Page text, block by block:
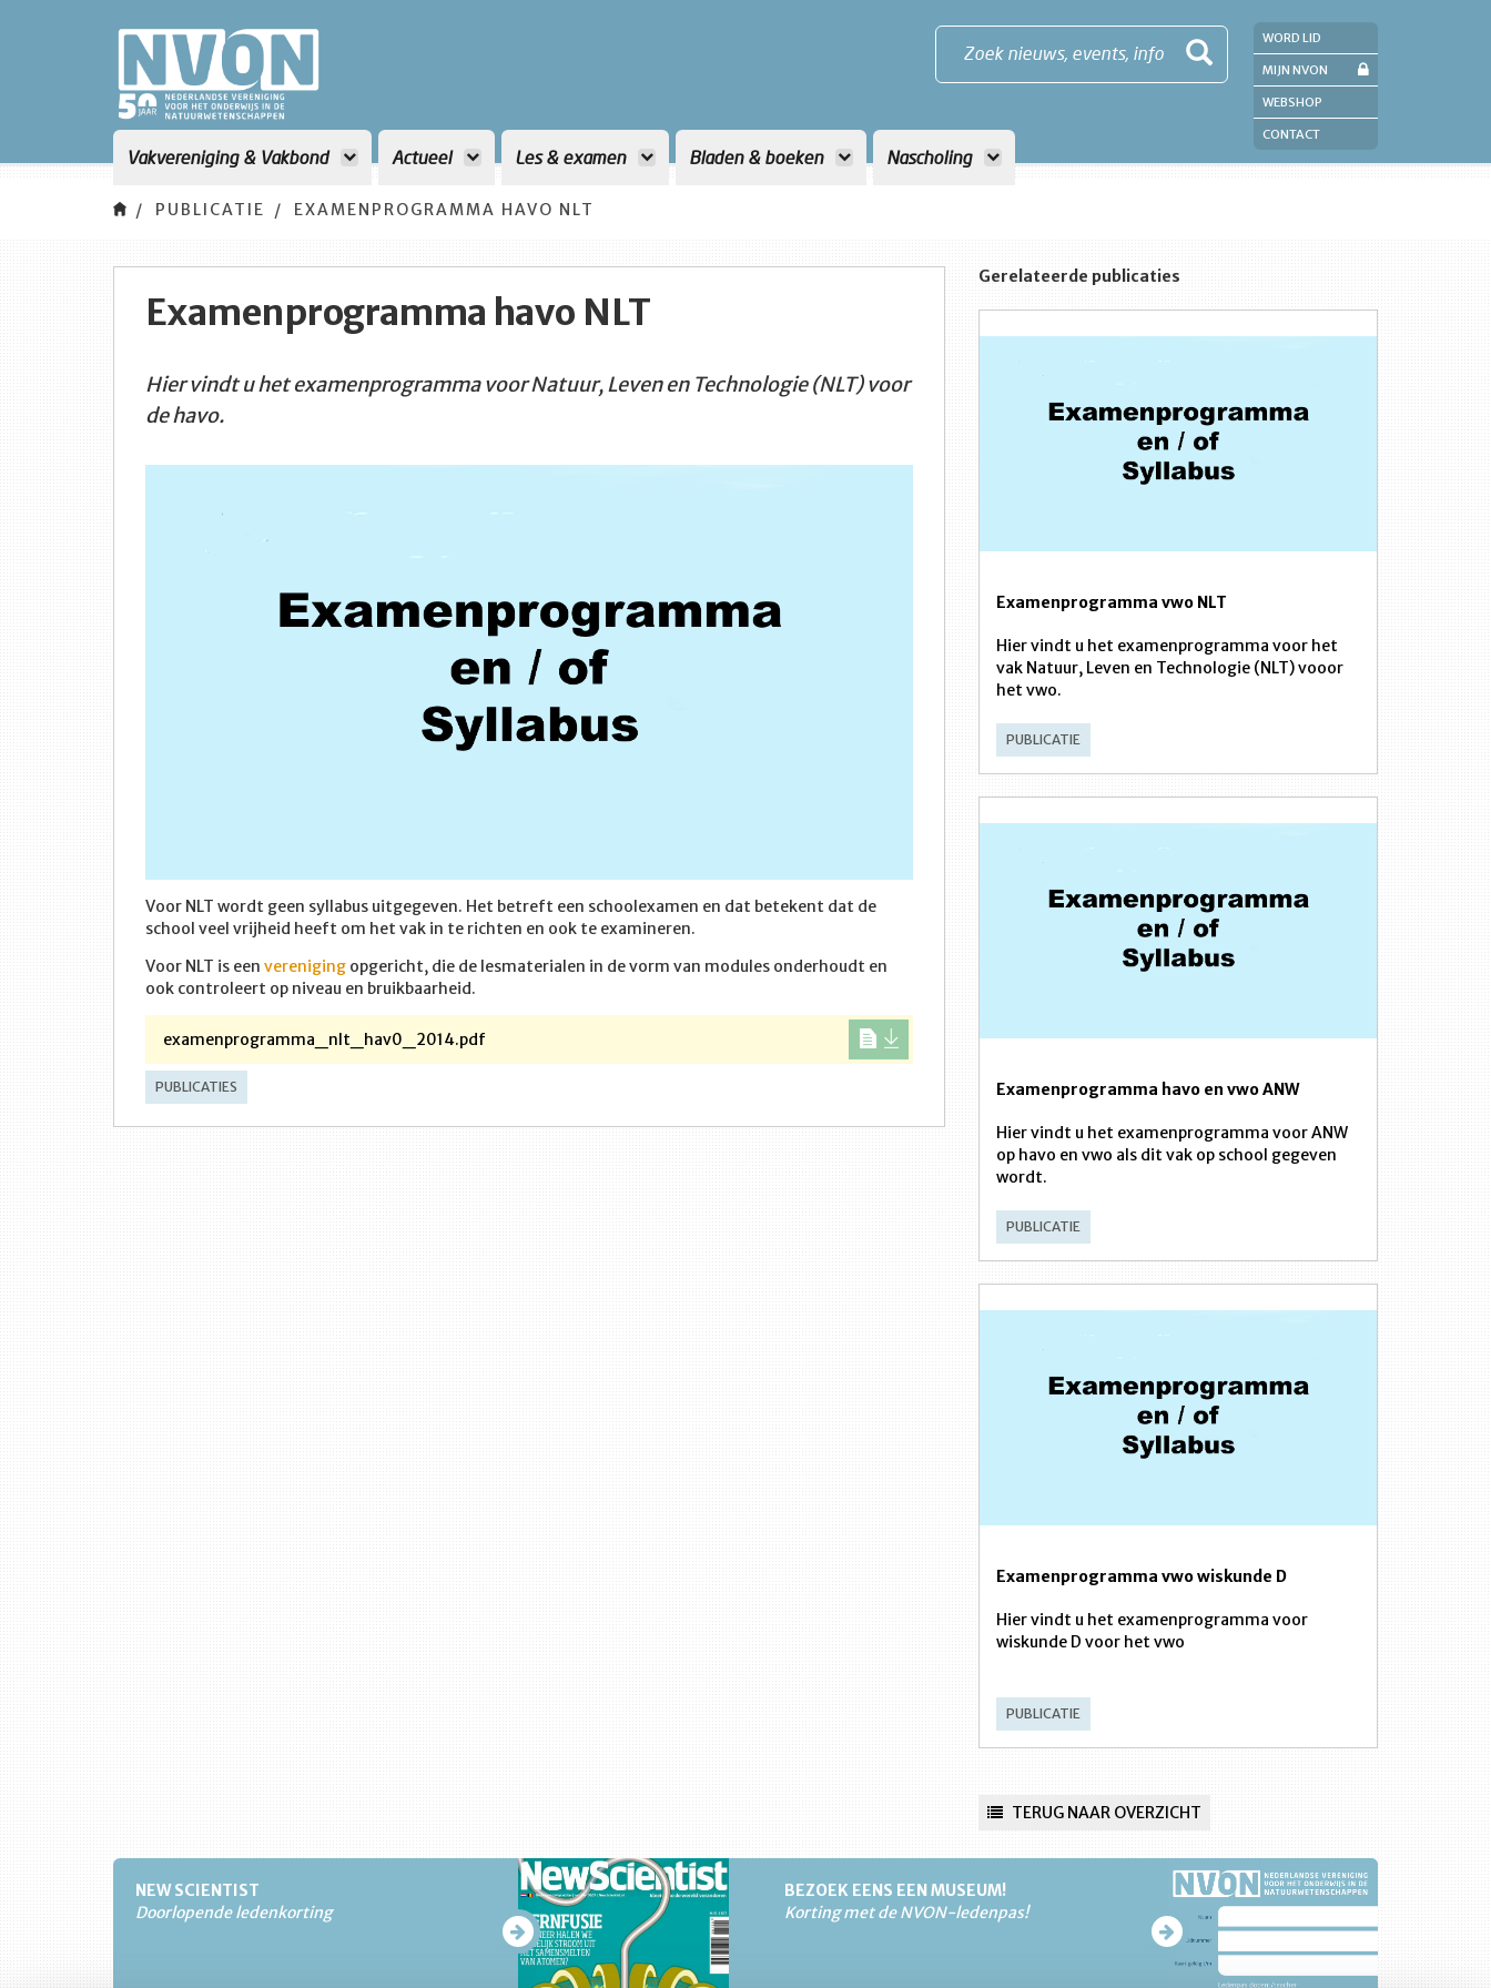
Zoek nieuws, events, info
Vakvereniging & Vakbond Actueel Les & examen Bladen & boeken Nascholing
WORD LID
MIJN NVON
WEBSHOP
CONTACT
PUBLICATIE EXAMENPROGRAMMA HAVO NLT
Examenprogramma havo NLT
Hier vindt u het examenprogramma voor Natuur, Leven en Technologie (NLT) voor
de havo.
Voor NLT wordt geen syllabus uitgegeven. Het betreft een schoolexamen en dat betekent dat de
school veel vrijheid heeft om het vak in te richten en ook te examineren.
Voor NLT is een vereniging opgericht, die de lesmaterialen in de vorm van modules onderhoudt en
ook controleert op niveau en bruikbaarheid.
examenprogramma_nlt_hav0_2014.pdf
PUBLICATIES
Gerelateerde publicaties
Examenprogramma vwo NLT
Hier vindt u het examenprogramma voor het
vak Natuur, Leven en Technologie (NLT) vooor
het vwo.
PUBLICATIE
Examenprogramma havo en vwo ANW
Hier vindt u het examenprogramma voor ANW
op havo en vwo als dit vak op school gegeven
wordt.
PUBLICATIE
Examenprogramma vwo wiskunde D
Hier vindt u het examenprogramma voor
wiskunde D voor het vwo
PUBLICATIE
TERUG NAAR OVERZICHT
NEW SCIENTIST
Doorlopende ledenkorting
BEZOEK EENS EEN MUSEUM!
Korting met de NVON-ledenpas!